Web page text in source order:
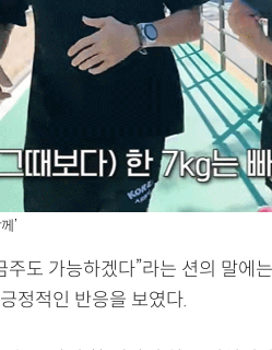
’
주도 가능하겠다”라는 션의 말에
정적인 반응을 보였다.